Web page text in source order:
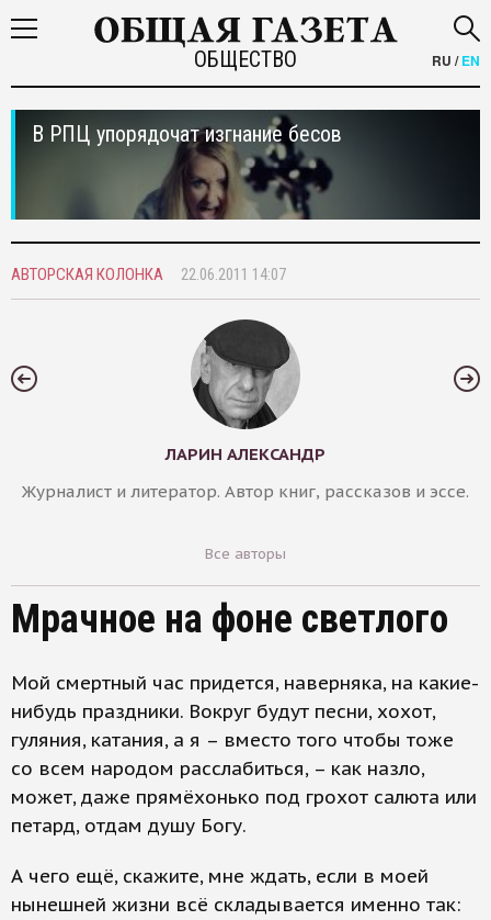
ОБЩЕСТВО RU /EN
В РПЦ упорядочат изгнание бесов
АВТОРСКАЯ КОЛОНКА 22.06.2011 14:07
ЛАРИН АЛЕКСАНДР
Журналист и литератор. Автор книг, рассказов и эссе.
Все авторы
Мрачное на фоне светлого
Мой смертный час придется, наверняка, на какие-
нибудь праздники. Вокруг будут песни, хохот,
гуляния, катания, а я – вместо того чтобы тоже
со всем народом расслабиться, – как назло,
может, даже прямёхонько под грохот салюта или
петард, отдам душу Богу.
А чего ещё, скажите, мне ждать, если в моей
нынешней жизни всё складывается именно так: